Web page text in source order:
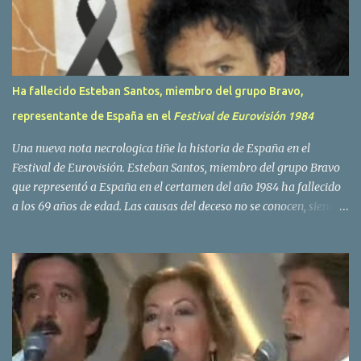
s
Ha fallecido Esteban Santos, miembro del grupo Bravo,
representante de España en el Festival de Eurovisión 1984
Una nueva nota necrologica tiñe la historia de España en el
Festival de Eurovisión. Esteban Santos, miembro del grupo Bravo
que representó a España en el certamen del año 1984 ha fallecido
a los 69 años de edad. Las causas del deceso no se conocen, siendo
traves de las redes sociales. Nacido en Tolosa en 1951, durante su
epoca universitaria en la carrera de empresariales conoció al
estudiante de medicina Luis Villar, comenzando a actuar
juntos,Santos a la guitarra y Villar al piano, sin atreverse a dar el
salto al mercado profesional. Sin embargo esto cambió gracias a la